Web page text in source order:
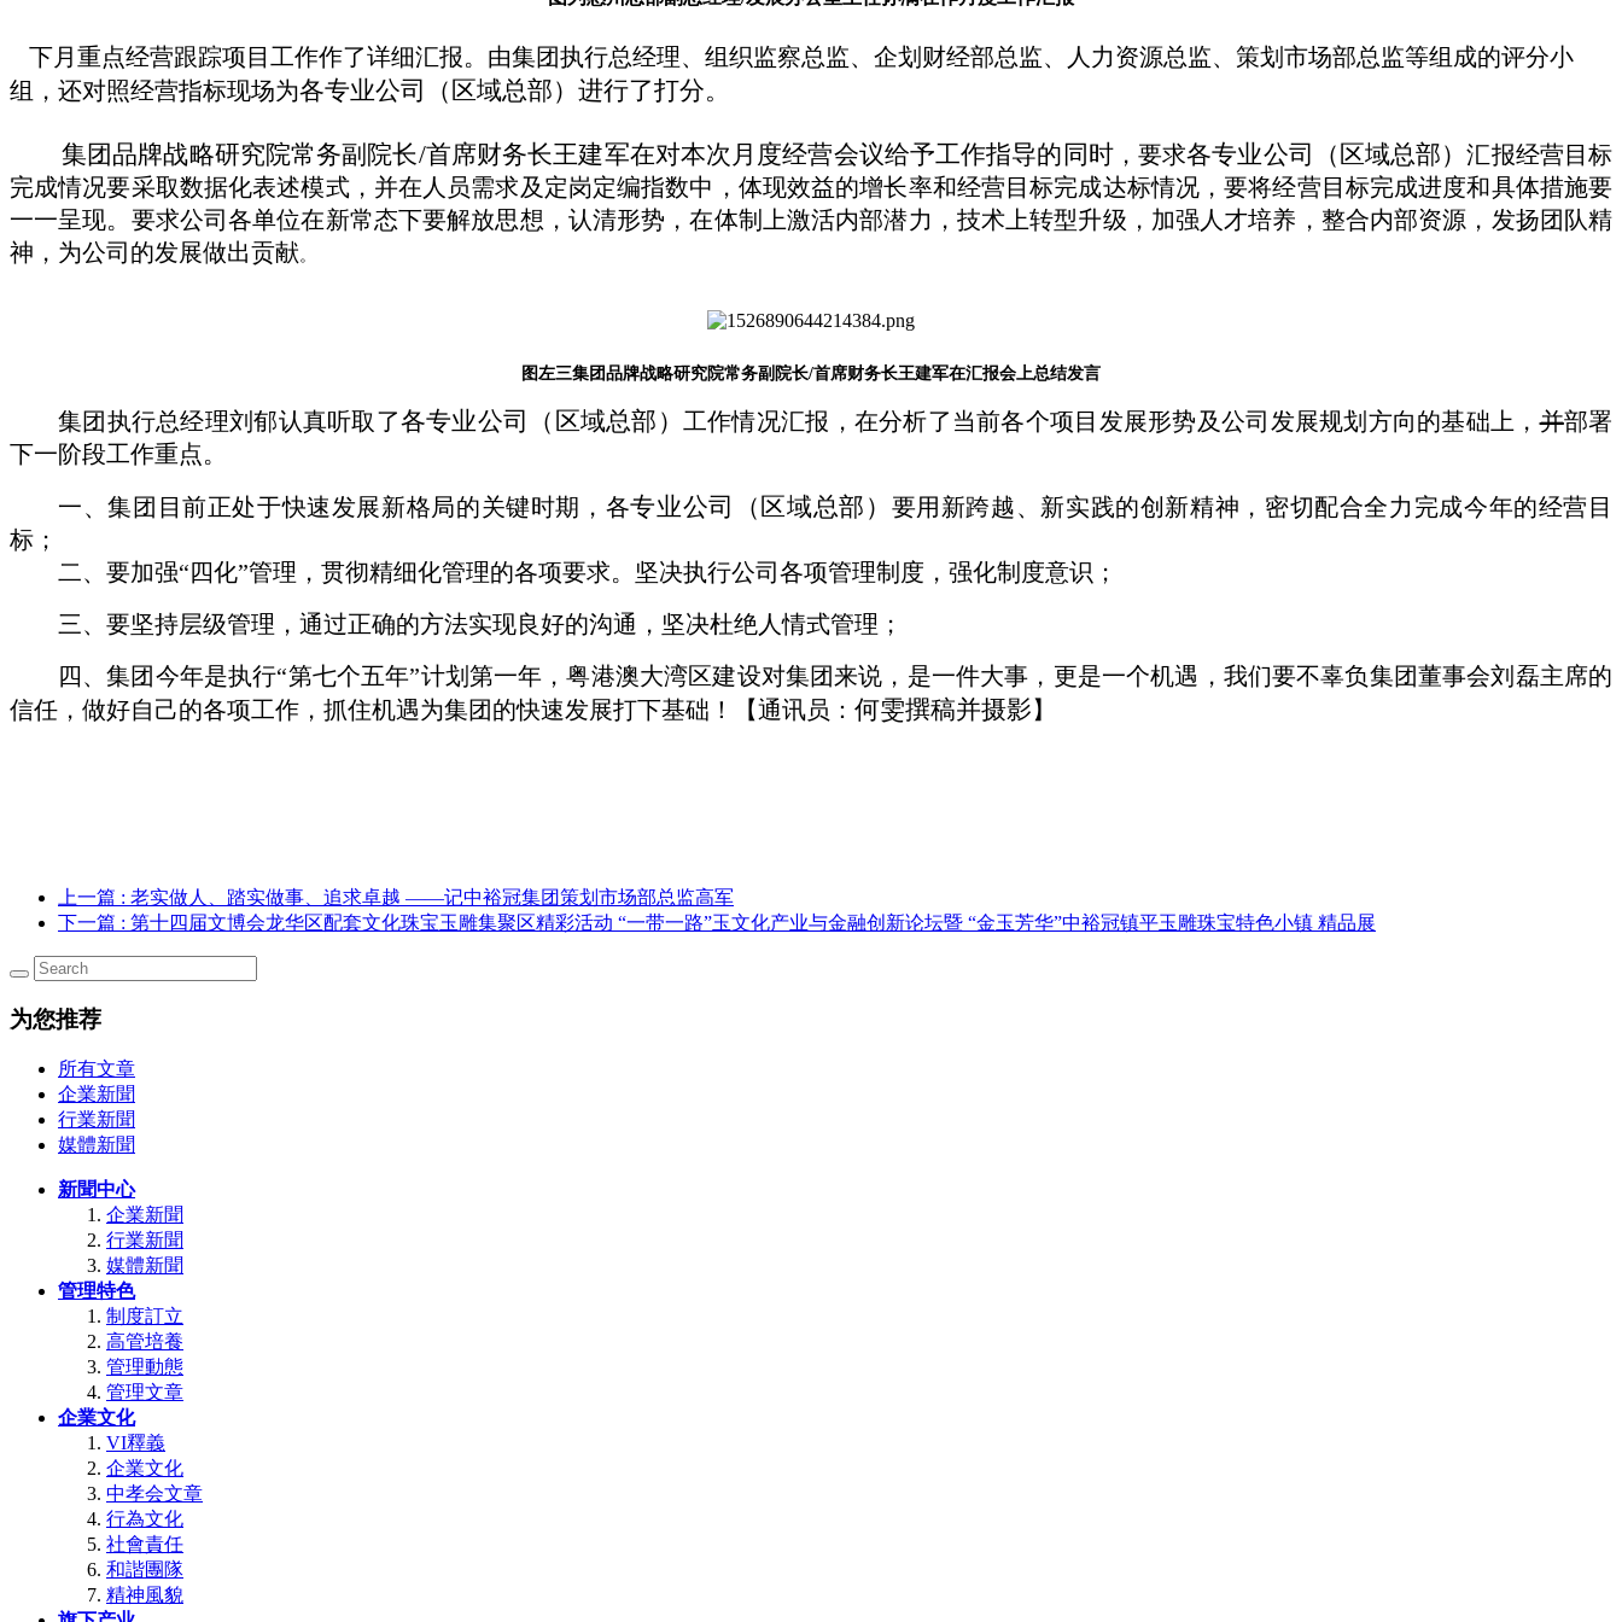
下月 重点经营跟踪项目 工作作了详细汇报。由集团执行总经理、组织监察总监、企划财经部总监、人力资源总监、策划市场部总监等组成的评分小
组，还对照经营指标现场为各专业公司（区域总部）进行了打分。
集团品牌战略研究院常务副院长/首席财务长王建军在对本次月度经营会议给予工作指导的同时， 要求各专业公司（区域总部）汇报经营目标
完成情况要采取数据化表述模式，并在人员需求及定岗定编指数中，体现效益的增长率和经营目标完成达标情况，要将经营目标完成进度和具体措施要
一一呈现。 要求公司各单位在新常态下要解放思想，认清形势，在体制上激活内部潜力，技术上转型升级，加强人才培养，整合内部资源，发扬团队精
神，为公司的发展做出贡献 。
图左三集团品牌战略研究院常务副院长/首席财务长王建军在汇报会上总结发言
集团执行总经理刘郁认真听取了各专业公司（区域总部） 工作情况汇报， 在分析了当前各个项目 发展形势及公司发展规划方向的基础上 ，并部署
下一阶段工作重点。
一、集团 目前正处于快速发展新格局的关键时期，各专业公司（区域总部） 要用 新跨越、 新实践的创新精神， 密切配合全力完成今年的经营目
标；
二、要加强“四化”管理， 贯彻精细化管理的各项要求。坚决执行公司各项管理制度，强化制度意识；
三、要坚持层级管理，通过正确的方法实现良好的沟通，坚决杜绝人情式管理；
四、集团今年是执行“第七个五年”计划第一年，粤港澳大湾区建设对集团来说，是一件大事，更是一个机遇，我们要不辜负集团董事会刘磊主席的
信任，做好自己的各项工作， 抓住机遇为集团的快速发展打下基础！【通讯员： 何雯撰稿并摄影】
上一篇 : 老实做人、踏实做事、追求卓越 ——记中裕冠集团策划市场部总监高军
下一篇 : 第十四届文博会龙华区配套文化珠宝玉雕集聚区精彩活动 “一带一路”玉文化产业与金融创新论坛暨 “金玉芳华”中裕冠镇平玉雕珠宝特色小镇 精品展
为您推荐
所有文章
企業新聞
行業新聞
媒體新聞
新聞中心
企業新聞
行業新聞
媒體新聞
管理特色
制度訂立
高管培養
管理動態
管理文章
企業文化
VI釋義
企業文化
中孝会文章
行為文化
社會責任
和諧團隊
精神風貌